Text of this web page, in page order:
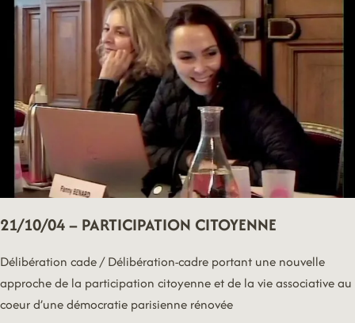
21/10/04 – PARTICIPATION CITOYENNE
Délibération cade / Délibération-cadre portant une nouvelle
approche de la participation citoyenne et de la vie associative au
coeur d’une démocratie parisienne rénovée